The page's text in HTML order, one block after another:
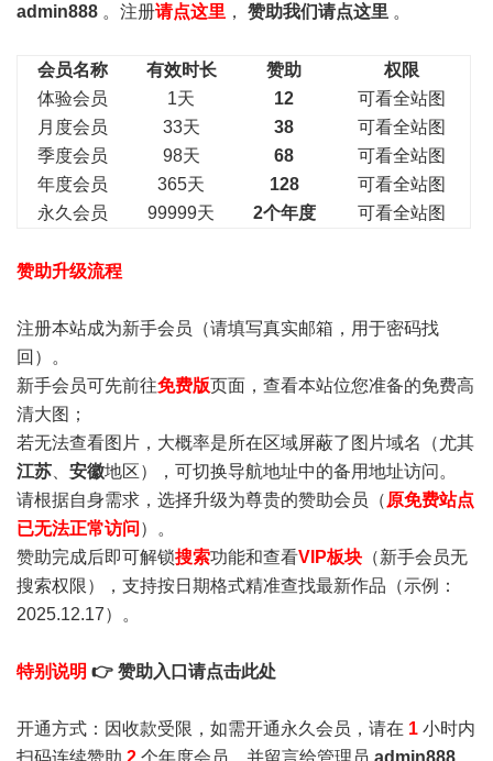
admin888 。注册请点这里 ， 赞助我们请点这里 。
会员名称 有效时长 赞助
权限
体验会员
1天 12
可看全站图
月度会员
33天 38
可看全站图
季度会员
98天 68
可看全站图
年度会员
365天 128
可看全站图
永久会员
99999天 2个年度 可看全站图
赞助升级流程
注册本站成为新手会员 （请填写真实邮箱，用于密码找
回）。
新手会员可先前往免费版页面，查看本站位您准备的免费高
清大图；
若无法查看图片，大概率是所在区域屏蔽了图片域名（尤其
江苏
安徽地区），可切换导航地址中的备用地址访问。
请根据自身需求，选择升级为尊贵的赞助会员（ 原免费站点
已无法正常访问 ）。
赞助完成后即可解锁搜索功能和查看VIP板块 （新手会员无
搜索权限），支持按日期格式精准查找最新作品（示例：
2025.12.17）。
特别说明 👉 赞助入口请点击此处
开通方式：因收款受限，如需开通永久会员，请在 1 小时内
扫码连续赞助 2 个年度会员，并留言给管理员 admin888